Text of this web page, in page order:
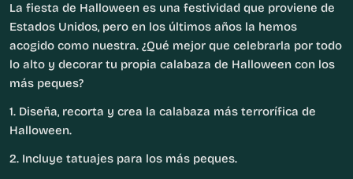
La fiesta de Halloween es una festividad que proviene de
Estados Unidos, pero en los últimos años la hemos
acogido como nuestra. ¿Qué mejor que celebrarla por todo
lo alto y decorar tu propia calabaza de Halloween con los
más peques?
1. Diseña, recorta y crea la calabaza más terrorífica de
Halloween.
2. Incluye tatuajes para los más peques.